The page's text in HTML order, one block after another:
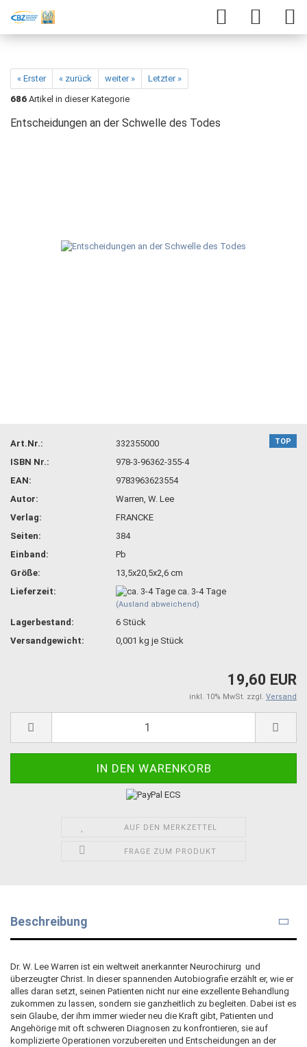
« Erster « zurück weiter »
Letzter »
686 Artikel in dieser Kategorie
Entscheidungen an der Schwelle des Todes
TOP
Art.Nr.:
332355000
ISBN Nr.:
978-3-96362-355-4
EAN:
9783963623554
Autor:
Warren, W. Lee
Verlag:
FRANCKE
Seiten:
384
Einband:
Pb
Größe:
13,5x20,5x2,6 cm
Lieferzeit:
ca. 3-4 Tage
(Ausland abweichend)
Lagerbestand: 6 Stück
Versandgewicht:
0,001 kg je Stück
19,60 EUR
inkl. 10% MwSt. zzgl. Versand
AUF DEN MERKZETTEL
FRAGE ZUM PRODUKT
Beschreibung
Dr. W. Lee Warren ist ein weltweit anerkannter Neurochirurg  und
überzeugter Christ. In dieser spannenden Autobiografie erzählt er, wie er
alles daran setzt, seinen Patienten nicht nur eine exzellente Behandlung
zukommen zu lassen, sondern sie ganzheitlich zu begleiten. Dabei ist es
sein Glaube, der ihm immer wieder neu die Kraft gibt, Patienten und
Angehörige mit oft schweren Diagnosen zu konfrontieren, sie auf
komplizierte Operationen vorzubereiten und Entscheidungen an der